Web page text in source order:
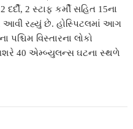
2 સ્ટાફ કર્મી સહિત 15ના
આવી રહ્યું છે. હોસ્પિટલમાં આગ
વિસ્તારના લોકો
40 એમ્બ્યુલન્સ ઘટના સ્થળે